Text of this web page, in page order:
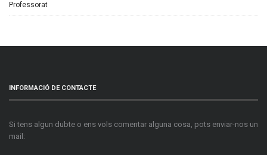
Professorat
INFORMACIÓ DE CONTACTE
Si tens algun dubte o ens vols comentar alguna cosa, pots enviar-nos un
mail: